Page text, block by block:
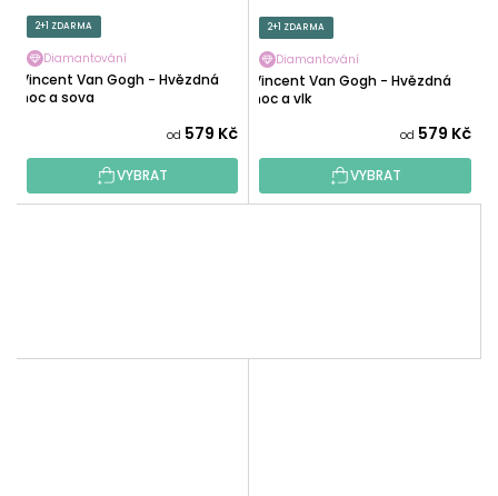
2+1 ZDARMA
Diamantování
Vincent Van Gogh - Hvězdná
noc a sova
od 579 Kč
VYBRAT
2+1 ZDARMA
Diamantování
Vincent Van Gogh - Hvězdná
noc a vlk
od 579 Kč
VYBRAT